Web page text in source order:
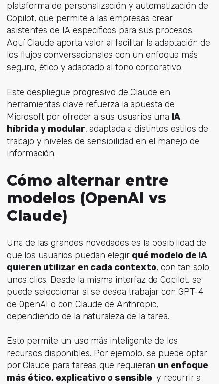
plataforma de personalización y automatización de
Copilot, que permite a las empresas crear
asistentes de IA específicos para sus procesos.
Aquí Claude aporta valor al facilitar la adaptación de
los flujos conversacionales con un enfoque más
seguro, ético y adaptado al tono corporativo.
Este despliegue progresivo de Claude en
herramientas clave refuerza la apuesta de
Microsoft por ofrecer a sus usuarios una IA
híbrida y modular, adaptada a distintos estilos de
trabajo y niveles de sensibilidad en el manejo de
información.
Cómo alternar entre
modelos (OpenAI vs
Claude)
Una de las grandes novedades es la posibilidad de
que los usuarios puedan elegir qué modelo de IA
quieren utilizar en cada contexto, con tan solo
unos clics. Desde la misma interfaz de Copilot, se
puede seleccionar si se desea trabajar con GPT-4
de OpenAI o con Claude de Anthropic,
dependiendo de la naturaleza de la tarea.
Esto permite un uso más inteligente de los
recursos disponibles. Por ejemplo, se puede optar
por Claude para tareas que requieran un enfoque
más ético, explicativo o sensible, y recurrir a